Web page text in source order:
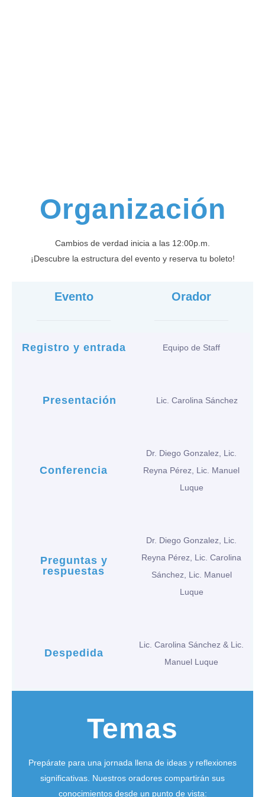
Organización
Cambios de verdad inicia a las 12:00p.m.
¡Descubre la estructura del evento y reserva tu boleto!
Evento Orador
Registro y entrada Equipo de Staff
Presentación Lic. Carolina Sánchez
Conferencia
Dr. Diego Gonzalez, Lic.
Reyna Pérez, Lic. Manuel
Luque
Preguntas y
respuestas
Dr. Diego Gonzalez, Lic.
Reyna Pérez, Lic. Carolina
Sánchez, Lic. Manuel
Luque
Despedida
Lic. Carolina Sánchez & Lic.
Manuel Luque
Temas
Prepárate para una jornada llena de ideas y reflexiones
significativas. Nuestros oradores compartirán sus
conocimientos desde un punto de vista: